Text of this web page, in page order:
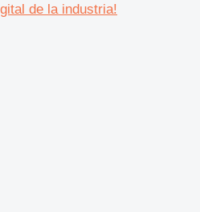
de la industria!